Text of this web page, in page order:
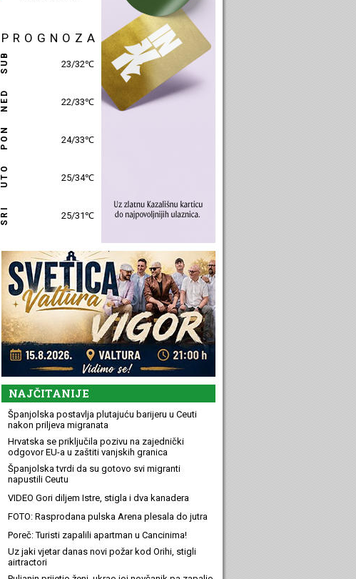
PROGNOZA
SUB 24/29℃
NED 25/30℃
PON 26/31℃
UTO 26/32℃
SRI 26/30℃
NAJČITANIJE
Španjolska postavlja plutajuću barijeru u Ceuti
nakon priljeva migranata
Hrvatska se priključila pozivu na zajednički
odgovor EU-a u zaštiti vanjskih granica
Španjolska tvrdi da su gotovo svi migranti
napustili Ceutu
VIDEO Gori diljem Istre, stigla i dva kanadera
FOTO: Rasprodana pulska Arena plesala do jutra
Poreč: Turisti zapalili apartman u Cancinima!
Uz jaki vjetar danas novi požar kod Orihi, stigli
airtractori